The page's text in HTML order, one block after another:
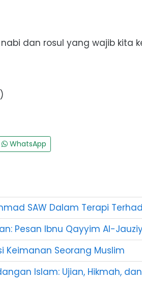
dan rosul yang wajib kita
WhatsApp
SAW Dalam Terapi
Pesan Ibnu Qayyim Al-
Keimanan Seorang Muslim
Islam: Ujian, Hikmah,